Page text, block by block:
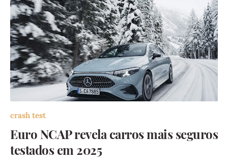
crash test
Euro NCAP revela carros mais seguros
testados em 2025